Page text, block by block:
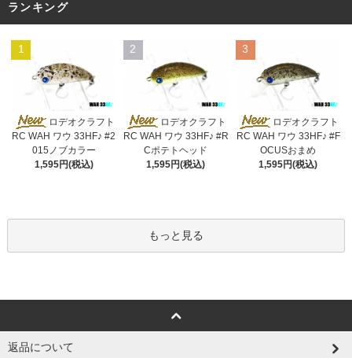
ランキング
1
ロデオクラフト
RC WAH ワウ 33HF♪ #2
015ノブカラー
1,595円(税込)
2
ロデオクラフト
RC WAH ワウ 33HF♪ #R
Cポテトヘッド
1,595円(税込)
3
ロデオクラフト
RC WAH ワウ 33HF♪ #F
OCUSおまめ
1,595円(税込)
もっと見る
返品について